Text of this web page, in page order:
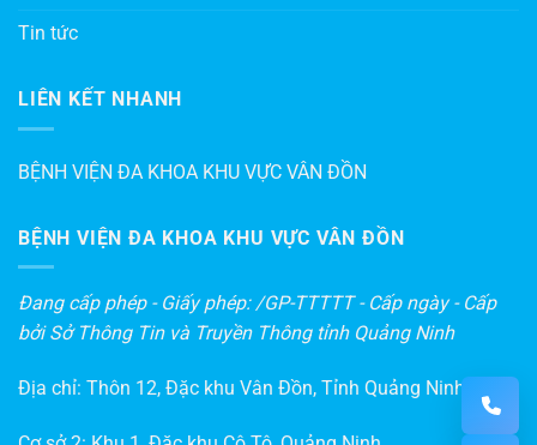
Tin tức
LIÊN KẾT NHANH
BỆNH VIỆN ĐA KHOA KHU VỰC VÂN ĐỒN
BỆNH VIỆN ĐA KHOA KHU VỰC VÂN ĐỒN
Đang cấp phép - Giấy phép: /GP-TTTTT - Cấp ngày - Cấp
bởi Sở Thông Tin và Truyền Thông tỉnh Quảng Ninh
Địa chỉ: Thôn 12, Đặc khu Vân Đồn, Tỉnh Quảng Ninh